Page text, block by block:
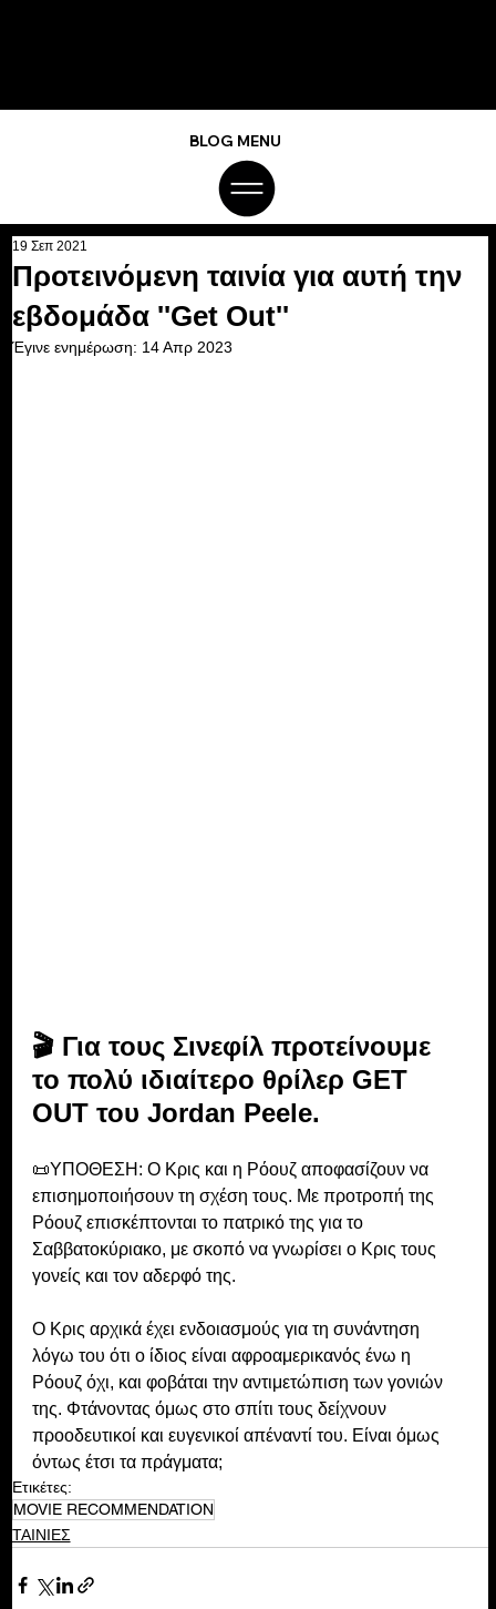
BLOG MENU
Προτεινόμενη ταινία για αυτή την
εβδομάδα ''Get Out''
19 Σεπ 2021
Έγινε ενημέρωση: 14 Απρ 2023
🎬 Για τους Σινεφίλ προτείνουμε
το πολύ ιδιαίτερο θρίλερ GET
OUT του Jordan Peele.
📜ΥΠΟΘΕΣΗ: Ο Κρις και η Ρόουζ αποφασίζουν να
επισημοποιήσουν τη σχέση τους. Με προτροπή της
Ρόουζ επισκέπτονται το πατρικό της για το
Σαββατοκύριακο, με σκοπό να γνωρίσει ο Κρις τους
γονείς και τον αδερφό της.
Ο Κρις αρχικά έχει ενδοιασμούς για τη συνάντηση
λόγω του ότι ο ίδιος είναι αφροαμερικανός ένω η
Ρόουζ όχι, και φοβάται την αντιμετώπιση των γονιών
της. Φτάνοντας όμως στο σπίτι τους δείχνουν
προοδευτικοί και ευγενικοί απέναντί του. Είναι όμως
όντως έτσι τα πράγματα;
Ετικέτες:
MOVIE RECOMMENDATION
ΤΑΙΝΙΕΣ